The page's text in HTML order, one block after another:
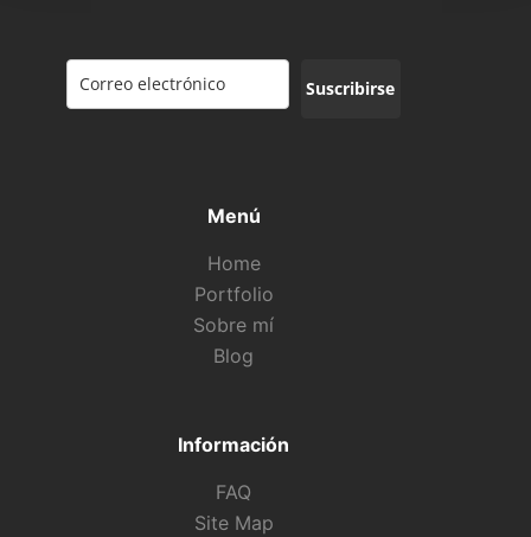
Suscribirse
Menú
Home
Portfolio
Sobre mí
Blog
Información
FAQ
Site Map